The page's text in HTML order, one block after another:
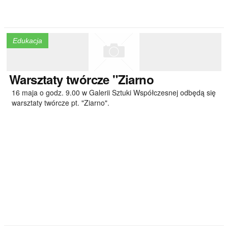
Edukacja
Warsztatytwórcze "Ziarno
16 maja o godz. 9.00 w Galerii Sztuki Współczesnej odbędą się
warsztaty twórcze pt. "Ziarno".